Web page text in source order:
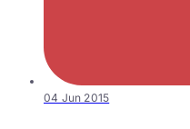
04 Jun 2015